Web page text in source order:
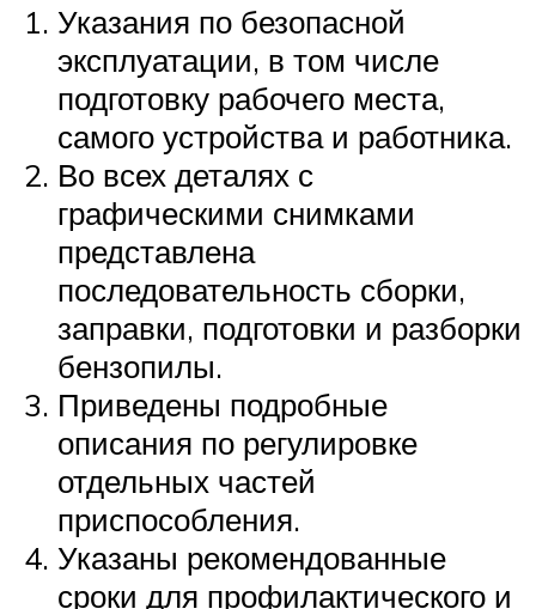
Указания по безопасной
эксплуатации, в том числе
подготовку рабочего места,
самого устройства и работника.
Во всех деталях с
графическими снимками
представлена
последовательность сборки,
заправки, подготовки и разборки
бензопилы.
Приведены подробные
описания по регулировке
отдельных частей
приспособления.
Указаны рекомендованные
сроки для профилактического и